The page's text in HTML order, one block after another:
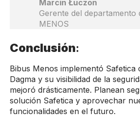
Marcin Łuczon
Gerente del departamento
MENOS
Conclusión:
Bibus Menos implementó Safetica
Dagma y su visibilidad de la
mejoró drásticamente. Planean
solución Safetica y aprovechar
funcionalidades en el futuro.